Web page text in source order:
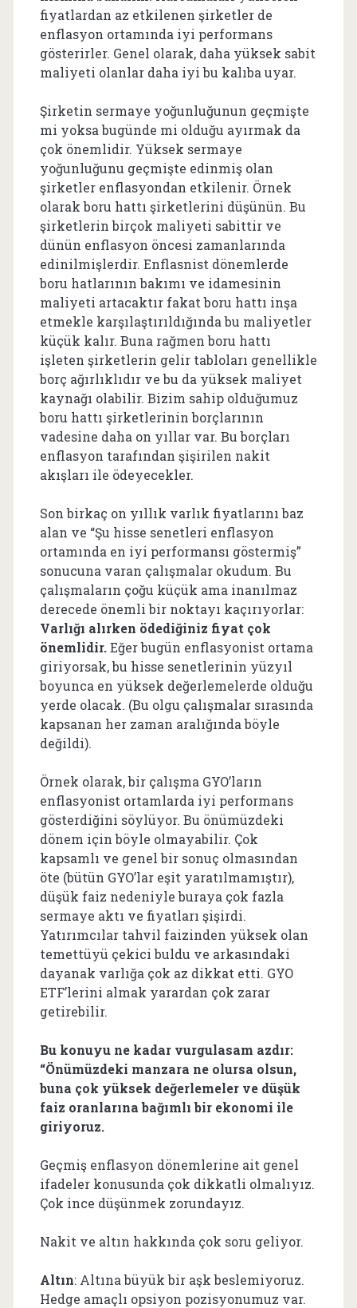
fiyatlardan az etkilenen şirketler de
enflasyon ortamında iyi performans
gösterirler. Genel olarak, daha yüksek sabit
maliyeti olanlar daha iyi bu kalıba uyar.
Şirketin sermaye yoğunluğunun geçmişte
mi yoksa bugünde mi olduğu ayırmak da
çok önemlidir. Yüksek sermaye
yoğunluğunu geçmişte edinmiş olan
şirketler enflasyondan etkilenir. Örnek
olarak boru hattı şirketlerini düşünün. Bu
şirketlerin birçok maliyeti sabittir ve
dünün enflasyon öncesi zamanlarında
edinilmişlerdir. Enflasnist dönemlerde
boru hatlarının bakımı ve idamesinin
maliyeti artacaktır fakat boru hattı inşa
etmekle karşılaştırıldığında bu maliyetler
küçük kalır. Buna rağmen boru hattı
işleten şirketlerin gelir tabloları genellikle
borç ağırlıklıdır ve bu da yüksek maliyet
kaynağı olabilir. Bizim sahip olduğumuz
boru hattı şirketlerinin borçlarının
vadesine daha on yıllar var. Bu borçları
enflasyon tarafından şişirilen nakit
akışları ile ödeyecekler.
Son birkaç on yıllık varlık fiyatlarını baz
alan ve “Şu hisse senetleri enflasyon
ortamında en iyi performansı göstermiş”
sonucuna varan çalışmalar okudum. Bu
çalışmaların çoğu küçük ama inanılmaz
derecede önemli bir noktayı kaçırıyorlar:
Varlığı alırken ödediğiniz fiyat çok
önemlidir.Eğer bugün enflasyonist ortama
giriyorsak, bu hisse senetlerinin yüzyıl
boyunca en yüksek değerlemelerde olduğu
yerde olacak. (Bu olgu çalışmalar sırasında
kapsanan her zaman aralığında böyle
değildi).
Örnek olarak, bir çalışma GYO’ların
enflasyonist ortamlarda iyi performans
gösterdiğini söylüyor. Bu önümüzdeki
dönem için böyle olmayabilir. Çok
kapsamlı ve genel bir sonuç olmasından
öte (bütün GYO’lar eşit yaratılmamıştır),
düşük faiz nedeniyle buraya çok fazla
sermaye aktı ve fiyatları şişirdi.
Yatırımcılar tahvil faizinden yüksek olan
temettüyü çekici buldu ve arkasındaki
dayanak varlığa çok az dikkat etti. GYO
ETF’lerini almak yarardan çok zarar
getirebilir.
Bu konuyu ne kadar vurgulasam azdır:
“Önümüzdeki manzara ne olursa olsun,
buna çok yüksek değerlemeler ve düşük
faiz oranlarına bağımlı bir ekonomi ile
giriyoruz.
Geçmiş enflasyon dönemlerine ait genel
ifadeler konusunda çok dikkatli olmalıyız.
Çok ince düşünmek zorundayız.
Nakit ve altın hakkında çok soru geliyor.
Altın: Altına büyük bir aşk beslemiyoruz.
Hedge amaçlı opsiyon pozisyonumuz var.